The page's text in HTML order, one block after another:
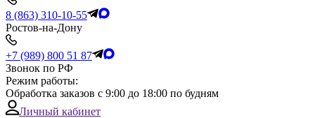
8 (863) 310-10-55
Ростов-на-Дону
+7 (989) 800 51 87
Звонок по РФ
Режим работы:
Обработка заказов с 9:00 до 18:00 по будням
Личный кабинет